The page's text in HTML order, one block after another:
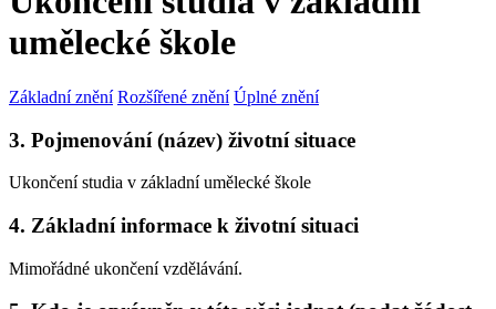
umělecké škole
Základní znění Rozšířené znění Úplné znění
3. Pojmenování (název) životní situace
Ukončení studia v základní umělecké škole
4. Základní informace k životní situaci
Mimořádné ukončení vzdělávání.